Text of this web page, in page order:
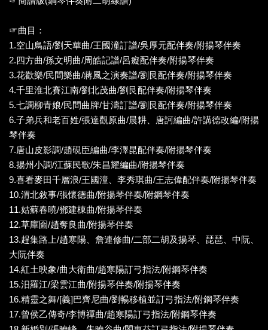
☞曲目：
1.空山鳥語/劉天華曲/王國潼訂譜/吳厚元配伴奏/附揚琴伴奏
2.四方曲/孫文明曲/周皓記譜/呂癡配伴奏/附揚琴伴奏
3.花歡樂/民間樂曲/蔣風之演奏譜/劉艮配伴奏/附揚琴伴奏
4.千里淮北賽江南/劉北茂曲/劉艮配伴奏/附揚琴伴奏
5.七調柳青娘/民間曲牌/甘濤訂譜/劉艮配伴奏/附揚琴伴奏
6.子弟兵和老百姓/張達觀原曲/晨耕、唐訶編曲/許講德改編/附揚
琴伴奏
7.唐山皮影調/趙硯臣編曲/李澤昆配伴奏/附揚琴伴奏
8.揚州小調/江蘇民歌/朱昌耀編曲/附揚琴伴奏
9.喜看麥田千層浪/王國潼、李秀琪曲/王志偉配伴奏/附揚琴伴奏
10.渭北敘事/張懷德曲/附揚琴伴奏/附鋼琴伴奏
11.姑蘇春曉/鄧建棟曲/附揚琴伴奏
12.草庫圇/趙奪良曲/附揚琴伴奏
13.趕集路上/趙寒陽、詹連修曲/二部二胡及揚琴、琵琶、中阮、
大阮伴奏
14.紅土映象/曲大衛曲/趙寒陽訂弓指法/附鋼琴伴奏
15.汨羅江/梁雲江曲/附揚琴伴奏/附揚琴伴奏
16.精靈之舞/[義]巴齊尼曲/劉暢移植並訂弓指法/附鋼琴伴奏
17.曾侯乙傳奇/李博禪曲/趙寒陽訂弓指法/附鋼琴伴奏